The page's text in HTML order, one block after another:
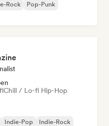
Rock
Pop-Punk
Chill / Lo-fi Hip-Hop
Indie-Pop
Indie-Rock